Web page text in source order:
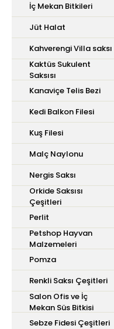
İç Mekan Bitkileri
Jüt Halat
Kahverengi Villa saksı
Kaktüs Sukulent
Saksısı
Kanaviçe Telis Bezi
Kedi Balkon Filesi
Kuş Filesi
Malç Naylonu
Nergis Saksı
Orkide Saksısı
Çeşitleri
Perlit
Petshop Hayvan
Malzemeleri
Pomza
Renkli Saksı Çeşitleri
Salon Ofis ve İç
Mekan Süs Bitkisi
Sebze Fidesi Çeşitleri